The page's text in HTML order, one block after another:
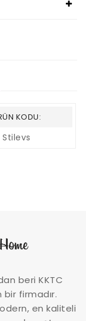
KODU:
Stilevs
beri KKTC
firmadır.
en kaliteli